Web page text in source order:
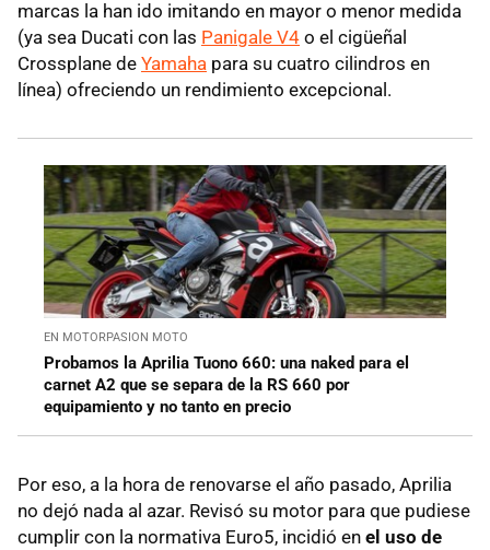
marcas la han ido imitando en mayor o menor medida
(ya sea Ducati con las Panigale V4 o el cigüeñal
Crossplane de Yamaha para su cuatro cilindros en
línea) ofreciendo un rendimiento excepcional.
EN MOTORPASION MOTO
Probamos la Aprilia Tuono 660: una naked para el
carnet A2 que se separa de la RS 660 por
equipamiento y no tanto en precio
Por eso, a la hora de renovarse el año pasado, Aprilia
no dejó nada al azar. Revisó su motor para que pudiese
cumplir con la normativa Euro5, incidió en el uso de